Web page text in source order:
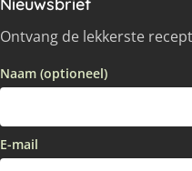
Ontvang de lekkerste
Naam (optioneel)
E-mail